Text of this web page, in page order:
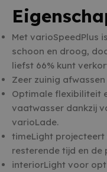
Met varioSpeedPlus
schoon en droog,
liefst 66% kunt
Zeer zuinig
Optimale flexibiliteit
vaatwasser dankzij
varioLade.
timeLight
resterende tijd en
interiorLight voor